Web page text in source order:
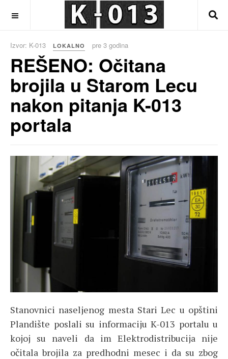
Izvor: K-013 LOKALNO pre 3 godina
REŠENO: Očitana
brojila u Starom Lecu
nakon pitanja K-013
portala
Stanovnici naseljenog mesta Stari Lec u opštini
Plandište poslali su informaciju K-013 portalu u
kojoj su naveli da im Elektrodistribucija nije
očitala brojila za predhodni mesec i da su zbog